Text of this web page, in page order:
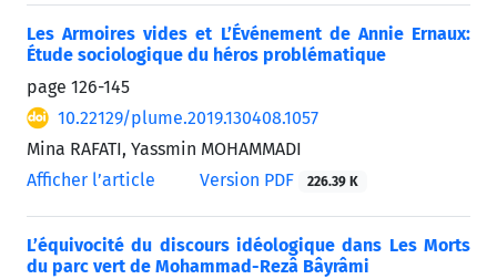
Les Armoires vides et L’Événement de Annie Ernaux:
Étude sociologique du héros problématique
page 126-145
10.22129/plume.2019.130408.1057
Mina RAFATI, Yassmin MOHAMMADI
Afficher l’article
Version PDF 226.39 K
L’équivocité du discours idéologique dans Les Morts
du parc vert de Mohammad-Rezâ Bâyrâmi